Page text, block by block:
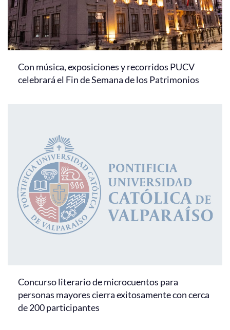
Con música, exposiciones y recorridos PUCV
celebrará el Fin de Semana de los Patrimonios
Concurso literario de microcuentos para
personas mayores cierra exitosamente con cerca
de 200 participantes